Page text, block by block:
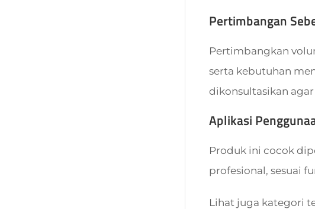
Pertimbangan
Pertimbangkan
serta kebutuhan
dikonsultasikan
Aplikasi
Produk ini cocok
profesional, sesuai
Lihat juga kategori